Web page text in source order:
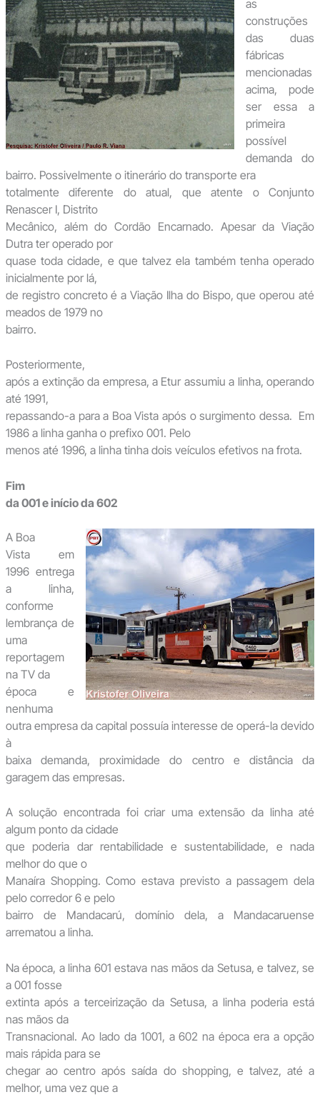
as
construções
das duas
fábricas
mencionadas
acima, pode
ser essa a
primeira
possível
demanda do
bairro. Possivelmente o itinerário do transporte era
totalmente diferente do atual, que atente o Conjunto
Renascer I, Distrito
Mecânico, além do Cordão Encarnado. Apesar da Viação
Dutra ter operado por
quase toda cidade, e que talvez ela também tenha operado
inicialmente por lá,
de registro concreto é a Viação Ilha do Bispo, que operou até
meados de 1979 no
bairro.
Posteriormente,
após a extinção da empresa, a Etur assumiu a linha, operando
até 1991,
repassando-a para a Boa Vista após o surgimento dessa. Em
1986 a linha ganha o prefixo 001. Pelo
menos até 1996, a linha tinha dois veículos efetivos na frota.
Fim
da 001 e início da 602
A Boa
Vista em
1996 entrega
a linha,
conforme
lembrança de
uma
reportagem
na TV da
época e
nenhuma
outra empresa da capital possuía interesse de operá-la devido
à
baixa demanda, proximidade do centro e distância da
garagem das empresas.
A solução encontrada foi criar uma extensão da linha até
algum ponto da cidade
que poderia dar rentabilidade e sustentabilidade, e nada
melhor do que o
Manaíra Shopping. Como estava previsto a passagem dela
pelo corredor 6 e pelo
bairro de Mandacarú, domínio dela, a Mandacaruense
arrematou a linha.
Na época, a linha 601 estava nas mãos da Setusa, e talvez, se
a 001 fosse
extinta após a terceirização da Setusa, a linha poderia está
nas mãos da
Transnacional. Ao lado da 1001, a 602 na época era a opção
mais rápida para se
chegar ao centro após saída do shopping, e talvez, até a
melhor, uma vez que a